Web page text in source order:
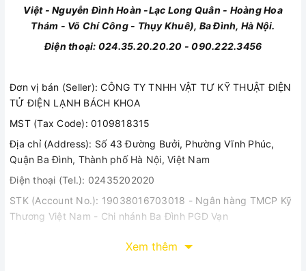
Việt - Nguyễn Đình Hoàn -Lạc Long Quân - Hoàng Hoa
Thám - Võ Chí Công - Thụy Khuê), Ba Đình, Hà Nội.
Điện thoại: 024.35.20.20.20 -090.222.3456
Đơn vị bán (Seller): CÔNG TY TNHH VẬT TƯ KỸ THUẬT ĐIỆN
TỬ ĐIỆN LẠNH BÁCH KHOA
MST (Tax Code): 0109818315
Địa chỉ (Address): Số 43 Đường Bưởi, Phường Vĩnh Phúc,
Quận Ba Đình, Thành phố Hà Nội, Việt Nam
Điện thoại (Tel.): 02435202020
STK (Account No.): 19038016703018 - Ngân hàng TMCP Kỹ
Thương Việt Nam - Chi nhánh Ba Đình PGD Vạn
Xem thêm